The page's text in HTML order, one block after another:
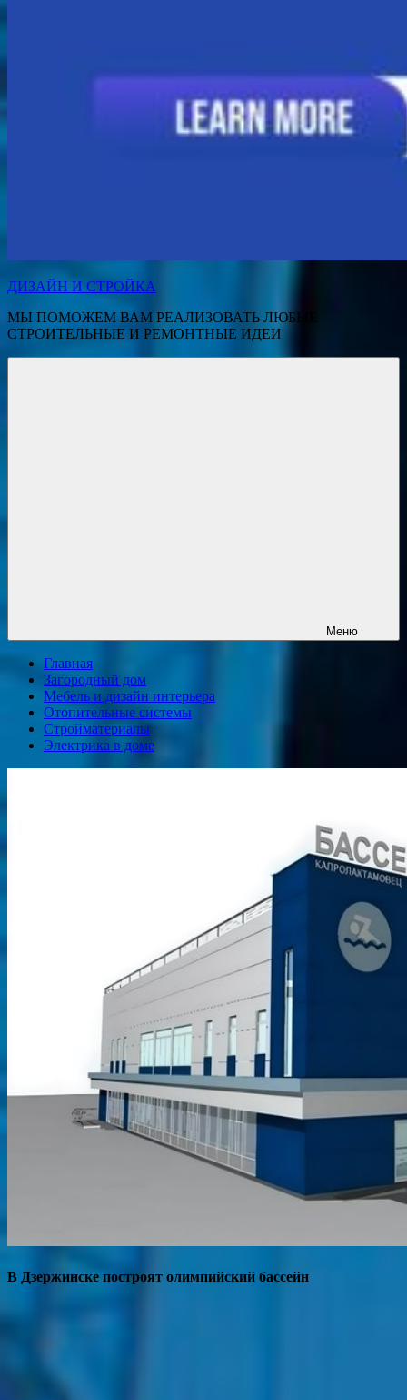
ДИЗАЙН И СТРОЙКА
МЫ ПОМОЖЕМ ВАМ РЕАЛИЗОВАТЬ ЛЮБЫЕ
СТРОИТЕЛЬНЫЕ И РЕМОНТНЫЕ ИДЕИ
Меню
Главная
Загородный дом
Мебель и дизайн интерьера
Отопительные системы
Стройматериалы
Электрика в доме
В Дзержинске построят олимпийский бассейн